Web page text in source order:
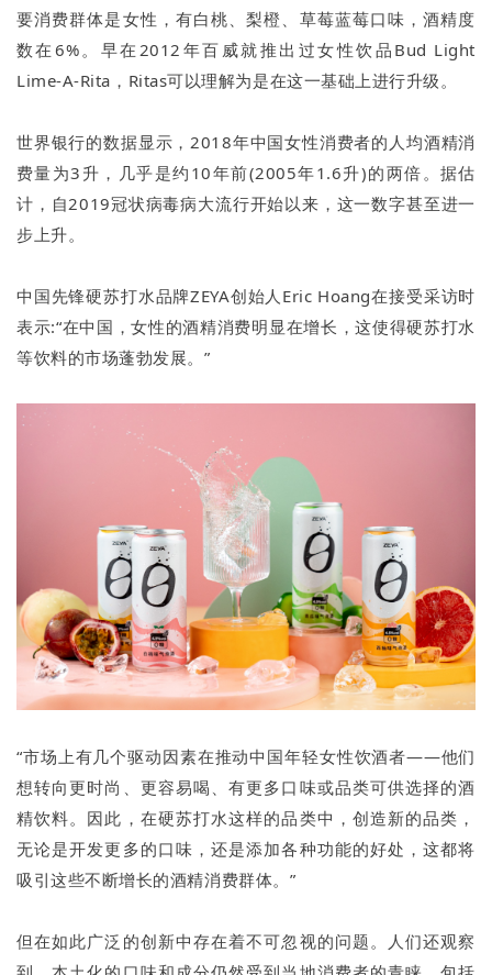
要消费群体是女性，有白桃、梨橙、草莓蓝莓口味，酒精度
数在6%。早在2012年百威就推出过女性饮品Bud Light
Lime-A-Rita，Ritas可以理解为是在这一基础上进行升级。
世界银行的数据显示，2018年中国女性消费者的人均酒精消
费量为3升，几乎是约10年前(2005年1.6升)的两倍。据估
计，自2019冠状病毒病大流行开始以来，这一数字甚至进一
步上升。
中国先锋硬苏打水品牌ZEYA创始人Eric Hoang在接受采访时
表示:“在中国，女性的酒精消费明显在增长，这使得硬苏打水
等饮料的市场蓬勃发展。”
“市场上有几个驱动因素在推动中国年轻女性饮酒者——他们
想转向更时尚、更容易喝、有更多口味或品类可供选择的酒
精饮料。因此，在硬苏打水这样的品类中，创造新的品类，
无论是开发更多的口味，还是添加各种功能的好处，这都将
吸引这些不断增长的酒精消费群体。”
但在如此广泛的创新中存在着不可忽视的问题。人们还观察